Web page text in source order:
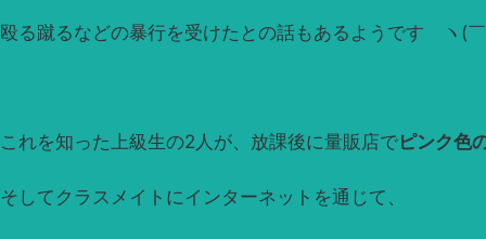
殴る蹴るなどの暴行を受けたとの話もあるようです ヽ(
これを知った上級生の2人が、放課後に量販店でピンク色
そしてクラスメイトにインターネットを通じて、